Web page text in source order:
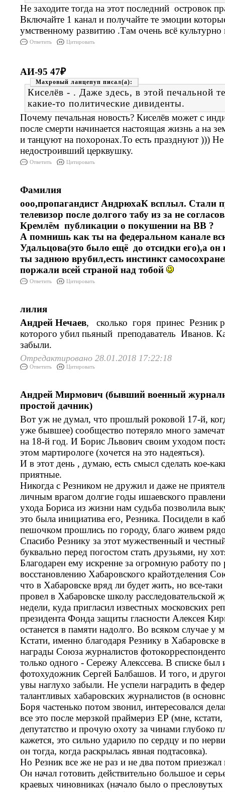
Не заходите тогда на этот последний островок
Включайте 1 канал и получайте те эмоции
умственному развитию .Там очень всё
Ответить Цитировать
АИ-95 47₽
Махровый ланцепуп
Киселёв - . Даже здесь, в этой печальной
какие-то политические дивиденты.
Почему печальная новость? Киселёв может с
после смерти начинается настоящая жизнь а на
и танцуют на похоронах.То есть празднуют )))
недостроивший церквушку.
Ответить Цитировать
Фамилия
ооо,пропагандист АндрюхаК всплыл. Стали
телевизор после долгого табу из за не
Кремлём публикации о покушении на ВВ ?
А помнишь как ты на федеральном канале
Удальцова(это было ещё до отсидки его),а он
ты заднюю врубил,есть инстинкт
поржали всей страной над тобой
Ответить Цитировать
лилия
Андрей Нечаев, сколько горя принес Резник
которого убил пьяный преподаватель Иванов.
забыли.
Отредактировано 28.01.2018 17:22:18
Ответить Цитировать
Андрей Мирмович (бывший военный
простой дачник)
Вот уж не думал, что прошлый роковой 17-й,
уже бывшее) сообщество потеряло много
на 18-й год. И Борис Львович своим уходом
этом мартирологе (хочется на это надеяться).
И в этот день , думаю, есть смысл сделать кое-
приятные.
Никогда с Резником не дружил и даже не
личным врагом долгие годы ишаевского
ухода Бориса из жизни нам судьба позволила
это была инициатива его, Резника. Посидели в
пешочком прошлись по городу, благо живем
Спасибо Резнику за этот мужественный и
буквально перед погостом стать друзьями, ну
Благодарен ему искренне за огромную работу по
восстановлению Хабаровского крайотделения
что в Хабаровске вряд ли будет жить, но все-
провел в Хабаровске школу расследовательской
недели, куда пригласил известных московских
президента Фонда защиты гласности Алексея
останется в памяти надолго. Во всяком случае у
Кстати, именно благодаря Резнику в Хабаровске
награды Союза журналистов
только одного - Сережу Алекссева. В списке был
фотохудожник Сергей Балбашов. И того, и
увы наглухо забыли. Не успели наградить в
талантливых хабаровских журналистов (в
Боря частенько потом звонил, интересовался
все это после мерзкой праймериз ЕР (мне, кстати,
депутатство и прочую охоту за чинами глубоко
кажется, это сильно ударило по сердцу и по
он тогда, когда раскрылась явная подтасовка).
Но Резник все же не раз и не два потом приезжал
Он начал готовить действительно большое и
краевых чиновниках (начало было о